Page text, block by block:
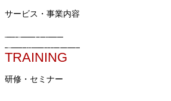
サービス・事業内容
TRAINING
研修・セミナー